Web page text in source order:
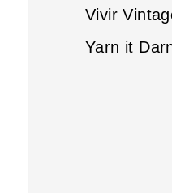
Vivir
Yarn it